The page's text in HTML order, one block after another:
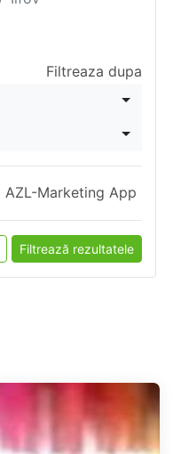
Filtreaza dupa
AZL-Marketing App
Filtrează rezultatele